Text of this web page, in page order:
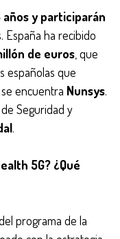
años y participarán
España ha recibido
de euros , que
españolas que
encuentra Nunsys.
Seguridad y
.
5G? ¿Qué
programa de la